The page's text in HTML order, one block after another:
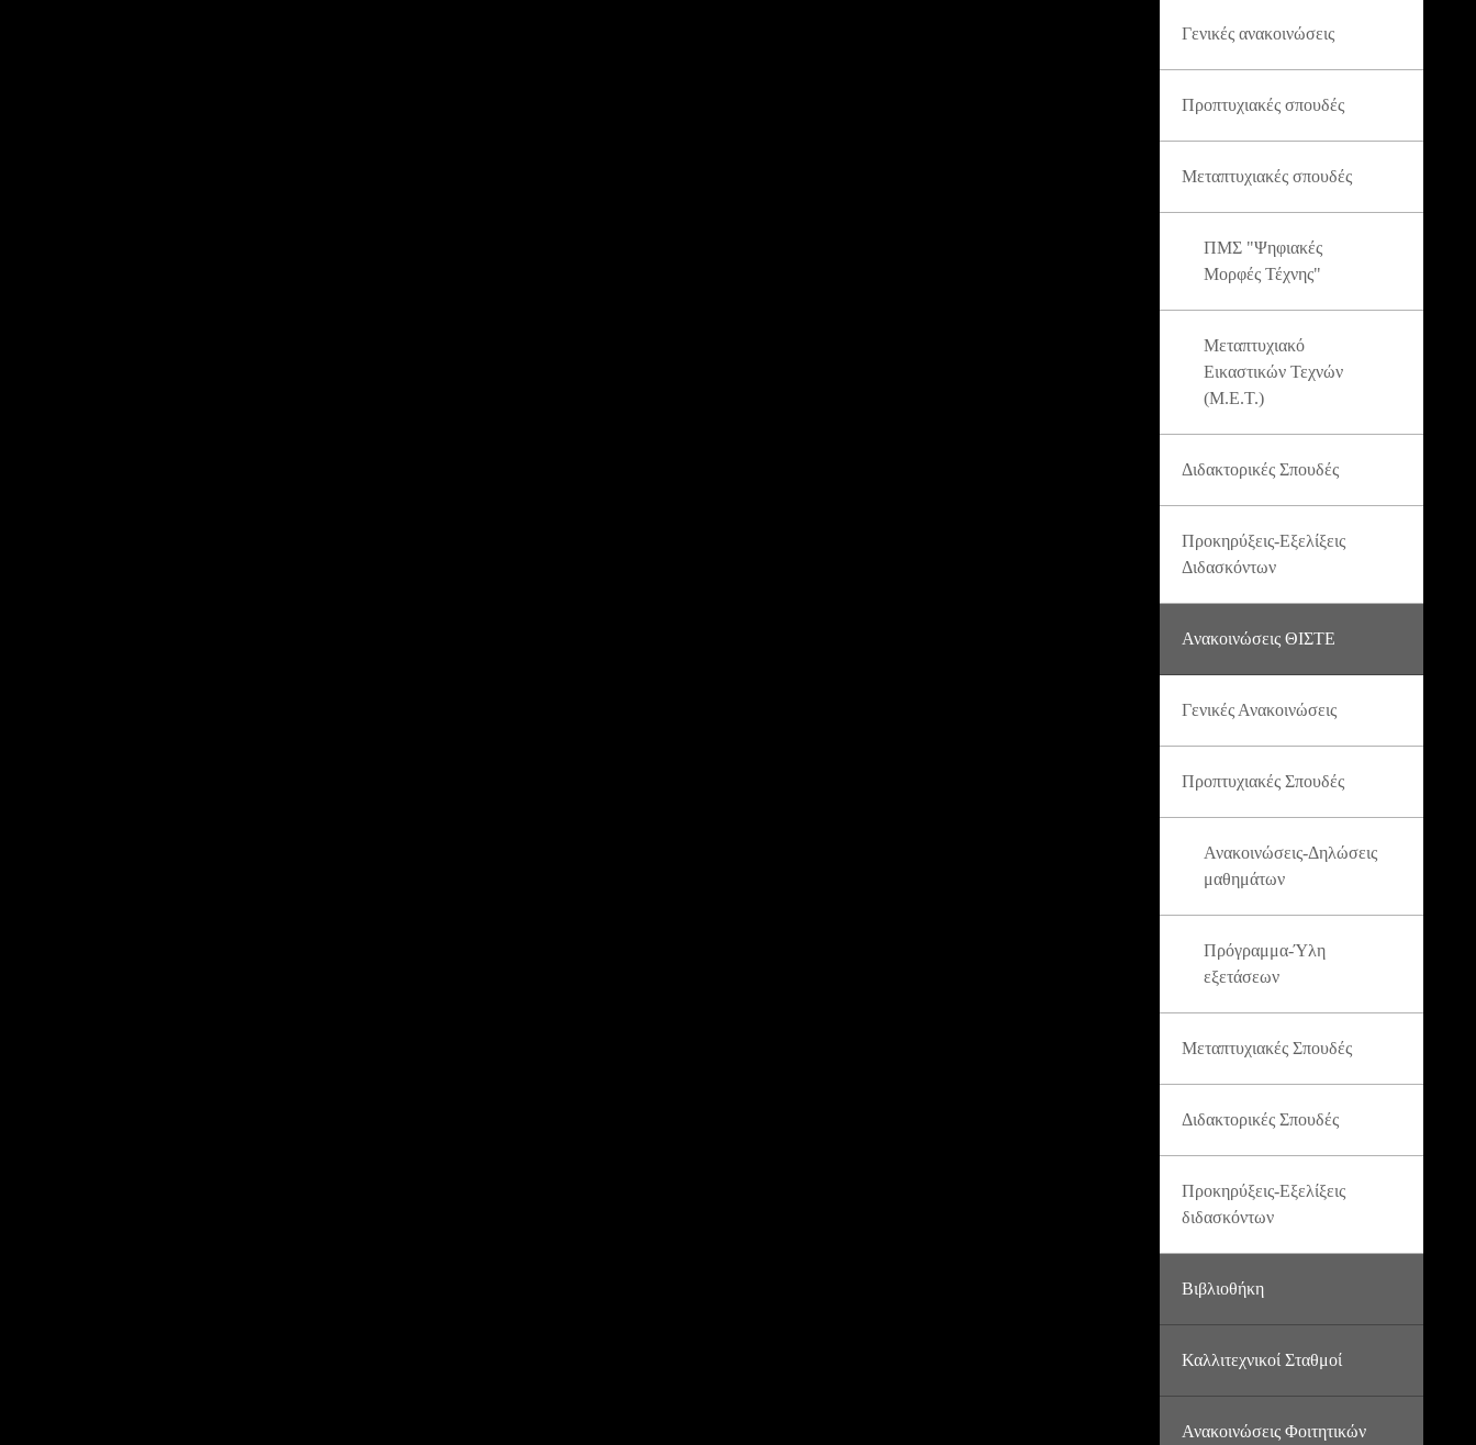
Γενικές ανακοινώσεις
Προπτυχιακές σπουδές
Μεταπτυχιακές σπουδές
ΠΜΣ "Ψηφιακές
Μορφές Τέχνης"
Μεταπτυχιακό
Εικαστικών Τεχνών
(Μ.Ε.Τ.)
Διδακτορικές Σπουδές
Προκηρύξεις-Εξελίξεις
Διδασκόντων
Ανακοινώσεις ΘΙΣΤΕ
Γενικές Ανακοινώσεις
Προπτυχιακές Σπουδές
Ανακοινώσεις-Δηλώσεις
μαθημάτων
Πρόγραμμα-Ύλη
εξετάσεων
Μεταπτυχιακές Σπουδές
Διδακτορικές Σπουδές
Προκηρύξεις-Εξελίξεις
διδασκόντων
Βιβλιοθήκη
Καλλιτεχνικοί Σταθμοί
Ανακοινώσεις Φοιτητικών